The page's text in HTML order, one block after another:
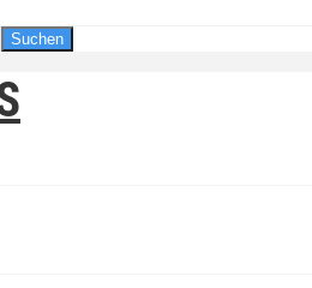
Suchen